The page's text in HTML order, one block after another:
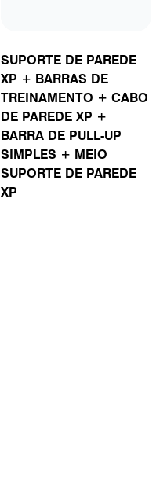
SUPORTE DE PAREDE
XP + BARRAS DE
TREINAMENTO + CABO
DE PAREDE XP +
BARRA DE PULL-UP
SIMPLES + MEIO
SUPORTE DE PAREDE
XP